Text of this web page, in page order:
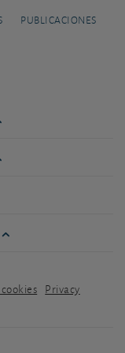
PUBLICACIONES
Privacy